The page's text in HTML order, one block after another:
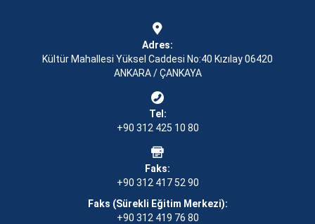
Adres:
Kültür Mahallesi Yüksel Caddesi No:40 Kızılay 06420
ANKARA / ÇANKAYA
Tel:
+90 312 425 10 80
Faks:
+90 312 417 52 90
Faks (Sürekli Eğitim Merkezi):
+90 312 419 76 80